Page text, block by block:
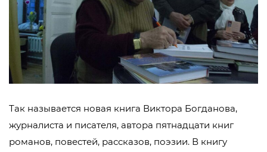
Так называется новая книга Виктора Богданова,
журналиста и писателя, автора пятнадцати книг
романов, повестей, рассказов, поэзии. В книгу